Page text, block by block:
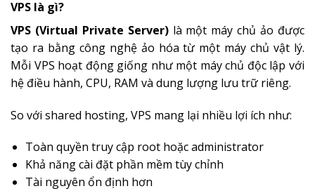
VPS là gì?
VPS (Virtual Private Server)là một máy chủ ảo được
tạo ra bằng công nghệ ảo hóa từ một máy chủ vật lý.
Mỗi VPS hoạt động giống như một máy chủ độc lập với
hệ điều hành, CPU, RAM và dung lượng lưu trữ riêng.
So với shared hosting, VPS mang lại nhiều lợi ích như:
Toàn quyền truy cập root hoặc administrator
Khả năng cài đặt phần mềm tùy chỉnh
Tài nguyên ổn định hơn